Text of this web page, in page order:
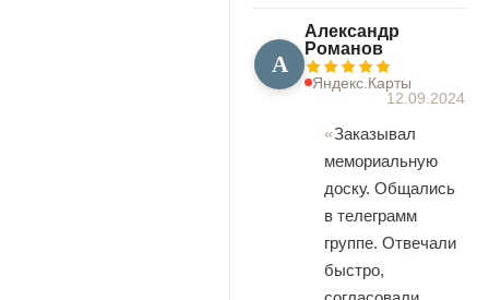
А
Александр
Романов
Яндекс.Карты
12.09.2024
Заказывал
мемориальную
доску. Общались
в телеграмм
группе. Отвечали
быстро,